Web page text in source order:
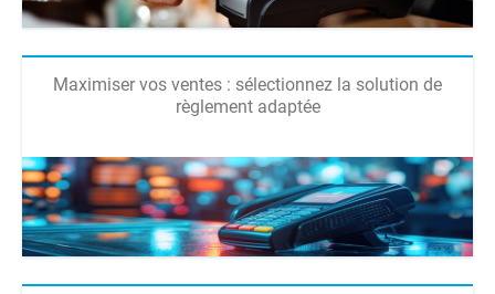
Maximiser vos ventes : sélectionnez la solution de
règlement adaptée